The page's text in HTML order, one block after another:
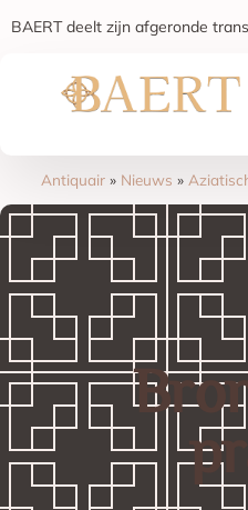
BAERT deelt zijn afgeronde
Antiquair » Nieuws »